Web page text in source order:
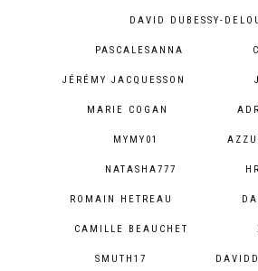
DAVID DUBESSY-
PASCALESANNA
JÉRÉMY JACQUESSON
MARIE COGAN
MYMY01
NATASHA777
ROMAIN HETREAU
CAMILLE BEAUCHET
SMUTH17